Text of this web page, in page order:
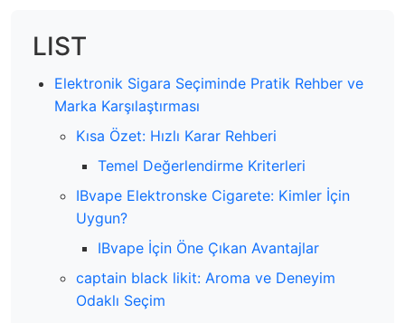
LIST
Elektronik Sigara Seçiminde Pratik Rehber ve
Marka Karşılaştırması
Kısa Özet: Hızlı Karar Rehberi
Temel Değerlendirme Kriterleri
IBvape Elektronske Cigarete: Kimler İçin
Uygun?
IBvape İçin Öne Çıkan Avantajlar
captain black likit: Aroma ve Deneyim
Odaklı Seçim